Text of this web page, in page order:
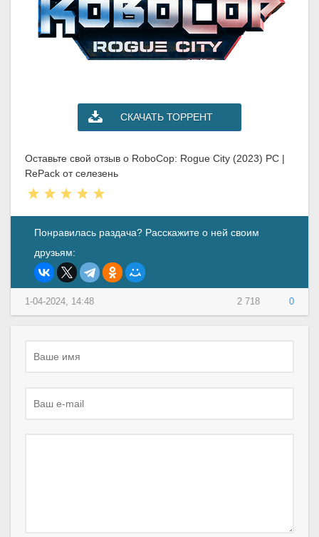
СКАЧАТЬ ТОРРЕНТ
Оставьте свой отзыв о RoboCop: Rogue City (2023) PC |
RePack от селезень
Понравилась раздача? Расскажите о ней своим
друзьям:
2 718 0
1-04-2024, 14:48